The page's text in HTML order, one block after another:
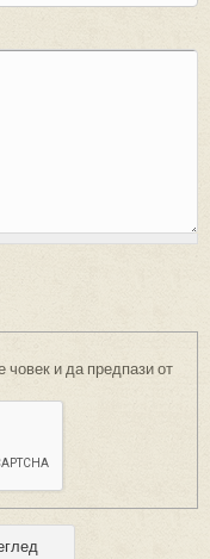
човек и да предпази от